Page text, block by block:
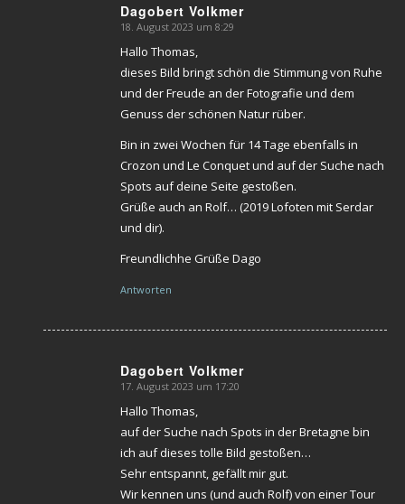
Dagobert Volkmer
sagte:
18. August 2023 um 8:29
Hallo Thomas,
dieses Bild bringt schön die Stimmung von Ruhe
und der Freude an der Fotografie und dem
Genuss der schönen Natur rüber.
Bin in zwei Wochen für 14 Tage ebenfalls in
Crozon und Le Conquet und auf der Suche nach
Spots auf deine Seite gestoßen.
Grüße auch an Rolf… (2019 Lofoten mit Serdar
und dir).
Freundlichhe Grüße Dago
Antworten
Dagobert Volkmer
sagte:
17. August 2023 um 17:20
Hallo Thomas,
auf der Suche nach Spots in der Bretagne bin
ich auf dieses tolle Bild gestoßen…
Sehr entspannt, gefällt mir gut.
Wir kennen uns (und auch Rolf) von einer Tour